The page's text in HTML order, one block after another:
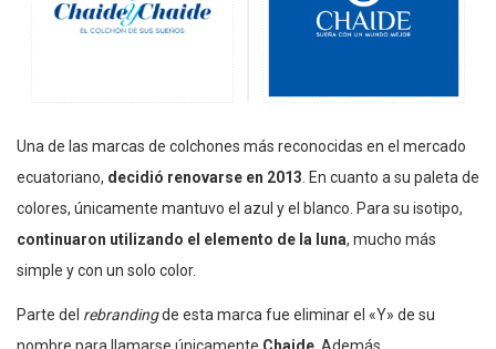
Una de las marcas de colchones más reconocidas en el mercado
ecuatoriano, decidió renovarse en 2013 . En cuanto a su paleta de
colores, únicamente mantuvo el azul y el blanco. Para su isotipo,
continuaron utilizando el elemento de la luna, mucho más
simple y con un solo color.
Parte del rebrandingde esta marca fue eliminar el «Y» de su
nombre para llamarse únicamente Chaide . Además,